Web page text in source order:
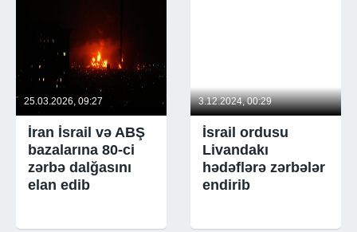
25.03.2026, 09:27
İran İsrail və ABŞ
bazalarına 80-ci
zərbə dalğasını
elan edib
3.12.2024, 00:29
İsrail ordusu
Livandakı
hədəflərə zərbələr
endirib